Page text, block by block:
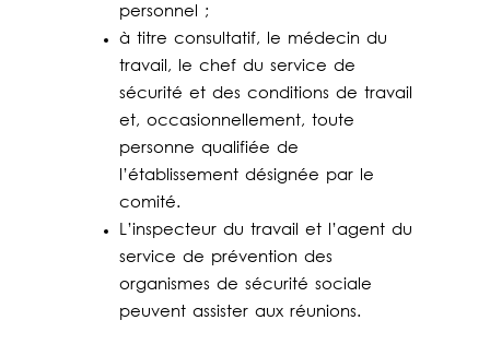
personnel ;
à titre consultatif, le médecin du
travail, le chef du service de
sécurité et des conditions de travail
et, occasionnellement, toute
personne qualifiée de
l’établissement désignée par le
comité.
L’inspecteur du travail et l’agent du
service de prévention des
organismes de sécurité sociale
peuvent assister aux réunions.